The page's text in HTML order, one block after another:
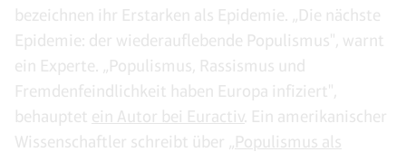
bezeichnen ihr Erstarken als Epidemie. „Die nächste
Epidemie: der wiederauflebende Populismus", warnt
ein Experte. „Populismus, Rassismus und
Fremdenfeindlichkeit haben Europa infiziert",
behauptet ein Autor bei Euractiv . Ein amerikanischer
Wissenschaftler schreibt über „Populismus als